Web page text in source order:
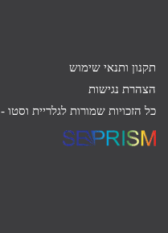
תקנון ותנאי שימוש
הצהרת נגישות
כל הזכויות שמורות לגלריית וסטו -